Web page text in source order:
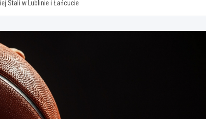
Stali w Lublinie i Łańcucie